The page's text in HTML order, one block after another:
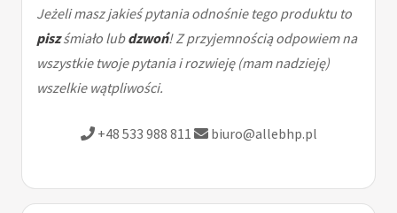
Jeżeli masz jakieś pytania odnośnie tego produktu to
piszśmiało lubdzwoń! Z przyjemnością odpowiem na
wszystkie twoje pytania i rozwieję (mam nadzieję)
wszelkie wątpliwości.
+48 533 988 811 biuro@allebhp.pl